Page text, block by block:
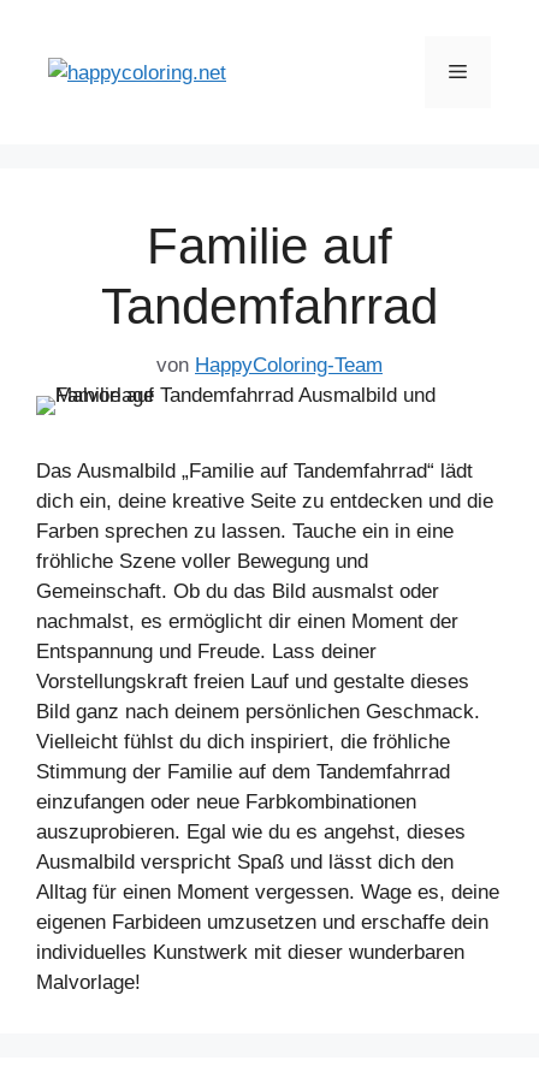
springen
Menü
Familie auf
Tandemfahrrad
von HappyColoring-Team
Das Ausmalbild „Familie auf Tandemfahrrad“ lädt
dich ein, deine kreative Seite zu entdecken und die
Farben sprechen zu lassen. Tauche ein in eine
fröhliche Szene voller Bewegung und
Gemeinschaft. Ob du das Bild ausmalst oder
nachmalst, es ermöglicht dir einen Moment der
Entspannung und Freude. Lass deiner
Vorstellungskraft freien Lauf und gestalte dieses
Bild ganz nach deinem persönlichen Geschmack.
Vielleicht fühlst du dich inspiriert, die fröhliche
Stimmung der Familie auf dem Tandemfahrrad
einzufangen oder neue Farbkombinationen
auszuprobieren. Egal wie du es angehst, dieses
Ausmalbild verspricht Spaß und lässt dich den
Alltag für einen Moment vergessen. Wage es, deine
eigenen Farbideen umzusetzen und erschaffe dein
individuelles Kunstwerk mit dieser wunderbaren
Malvorlage!